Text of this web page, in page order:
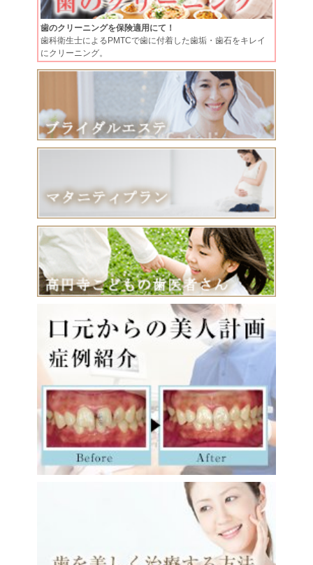
歯のクリーニングを保険適用にて！
歯科衛生士によるPMTCで歯に付着した歯垢・歯石をキレイ
にクリーニング。